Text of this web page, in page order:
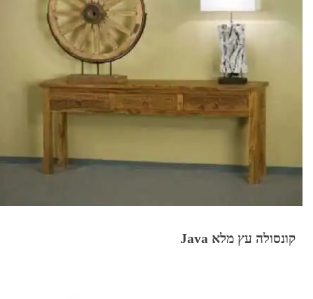
קונסולה עץ מלא Java